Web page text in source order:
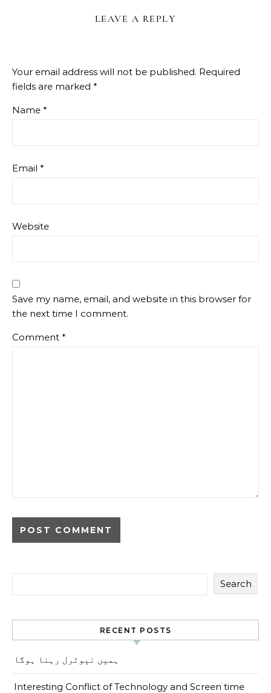
LEAVE A REPLY
Your email address will not be published. Required
fields are marked *
Name *
Email *
Website
Save my name, email, and website in this browser for
the next time I comment.
Comment *
Search
RECENT POSTS
ہمیں نیوٹرل رہنا ہوگا
Interesting Conflict of Technology and Screen time